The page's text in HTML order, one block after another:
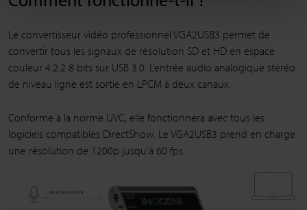
Le convertisseur vidéo professionnel VGA2USB3 permet de
convertir tous les signaux de résolution SD et HD en espace
couleur 4:2:2 8 bits sur USB 3.0. L’entrée audio analogique stéréo
de niveau ligne est sortie en LPCM à deux canaux.
Conforme à la norme UVC, elle fonctionnera avec tous les
logiciels compatibles DirectShow. Le VGA2USB3 prend en charge
une résolution de 1200p jusqu’à 60 fps.